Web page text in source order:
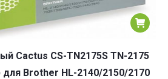
Cactus CS-TN2175S TN-2175
Brother HL-2140/2150/2170